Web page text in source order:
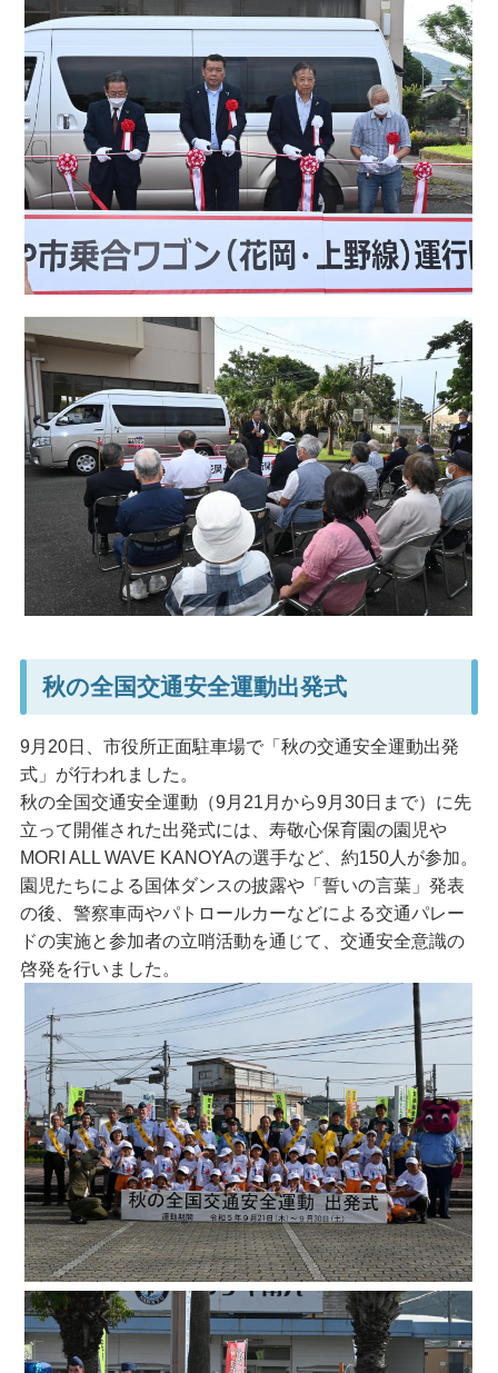
秋の全国交通安全運動出発式
9月20日、市役所正面駐車場で「秋の交通安全運動出発
式」が行われました。
秋の全国交通安全運動（9月21月から9月30日まで）に先
立って開催された出発式には、寿敬心保育園の園児や
MORI ALL WAVE KANOYAの選手など、約150人が参加。
園児たちによる国体ダンスの披露や「誓いの言葉」発表
の後、警察車両やパトロールカーなどによる交通パレー
ドの実施と参加者の立哨活動を通じて、交通安全意識の
啓発を行いました。